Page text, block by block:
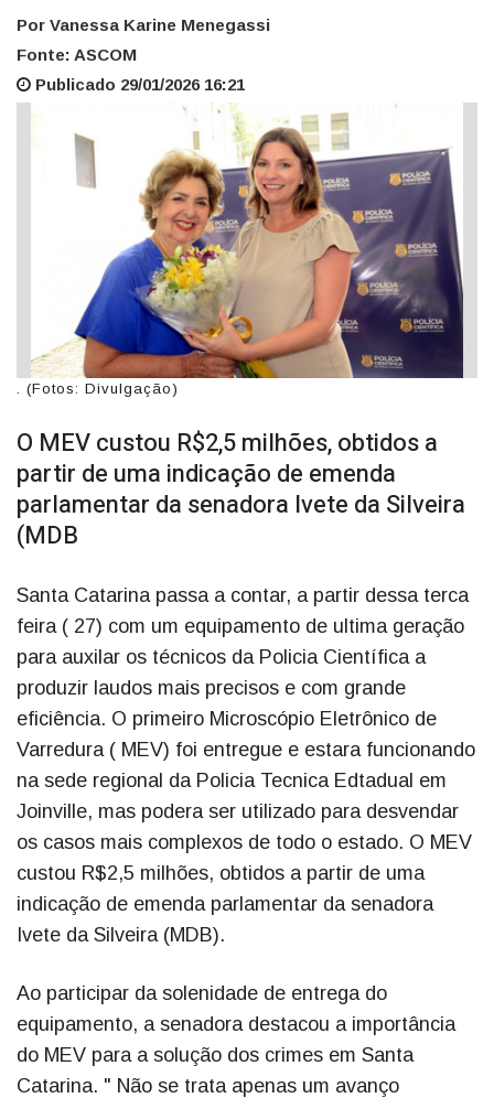
Por Vanessa Karine Menegassi
Fonte: ASCOM
Publicado 29/01/2026 16:21
. (Fotos: Divulgação)
O MEV custou R$2,5 milhões, obtidos a
partir de uma indicação de emenda
parlamentar da senadora Ivete da Silveira
(MDB
Santa Catarina passa a contar, a partir dessa terca
feira ( 27) com um equipamento de ultima geração
para auxilar os técnicos da Policia Científica a
produzir laudos mais precisos e com grande
eficiência. O primeiro Microscópio Eletrônico de
Varredura ( MEV) foi entregue e estara funcionando
na sede regional da Policia Tecnica Edtadual em
Joinville, mas podera ser utilizado para desvendar
os casos mais complexos de todo o estado. O MEV
custou R$2,5 milhões, obtidos a partir de uma
indicação de emenda parlamentar da senadora
Ivete da Silveira (MDB).
Ao participar da solenidade de entrega do
equipamento, a senadora destacou a importância
do MEV para a solução dos crimes em Santa
Catarina. " Não se trata apenas um avanço